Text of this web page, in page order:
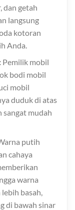
dan getah
langsung
kotoran
Anda.
Pemilik mobil
bodi mobil
mobil
duduk di atas
sangat mudah
putih
cahaya
warna
basah,
di bawah sinar